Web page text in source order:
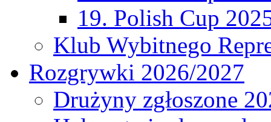
19. Polish Cup
Klub Wybitnego
Rozgrywki 2026/2027
Drużyny zgłoszone